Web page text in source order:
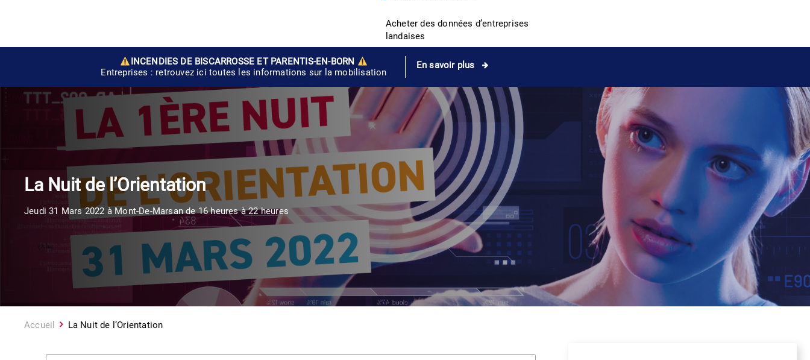
Acheter des données d’entreprises
landaises
INCENDIES DE BISCARROSSE ET PARENTIS-EN-BORN
Entreprises : retrouvez ici toutes les informations sur la mobilisation
En savoir plus
La Nuit de l’Orientation
Jeudi 31 Mars 2022 à Mont-De-Marsan de 16 heures à 22 heures
Accueil La Nuit de l’Orientation